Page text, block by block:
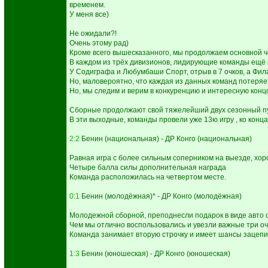
временем.
У меня все)
Не ожидали?!
Очень этому рад)
Кроме всего вышесказанного, мы продолжаем основной
В каждом из трёх дивизионов, лидирующие команды ещё
У Содиграфа и Любумбаши Спорт, отрыв в 7 очков, а
Но, маловероятно, что каждая из данных команд
Но, мы следим и верим в конкуренцию и интересную
Сборные продолжают свой тяжелейший двух сезонный
В эти выходные, команды провели уже 13ю игру , ко
2:2 Бенин (национальная) - ДР Конго (национальная)
Равная игра с более сильным соперником на выезде,
Четыре балла силы дополнительная награда
Команда расположилась на четвертом месте.
0:1 Бенин (молодёжная)* - ДР Конго (молодёжная)
Молодежной сборной, преподнесли подарок в виде авто
Чем мы отлично воспользовались и увезли важные три
Команда занимает вторую строчку и имеет шансы
1:3 Бенин (юношеская) - ДР Конго (юношеская)